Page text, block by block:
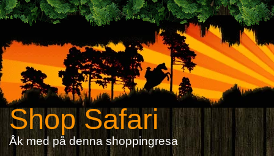
Shop Safari
Åk med på denna shoppingresa